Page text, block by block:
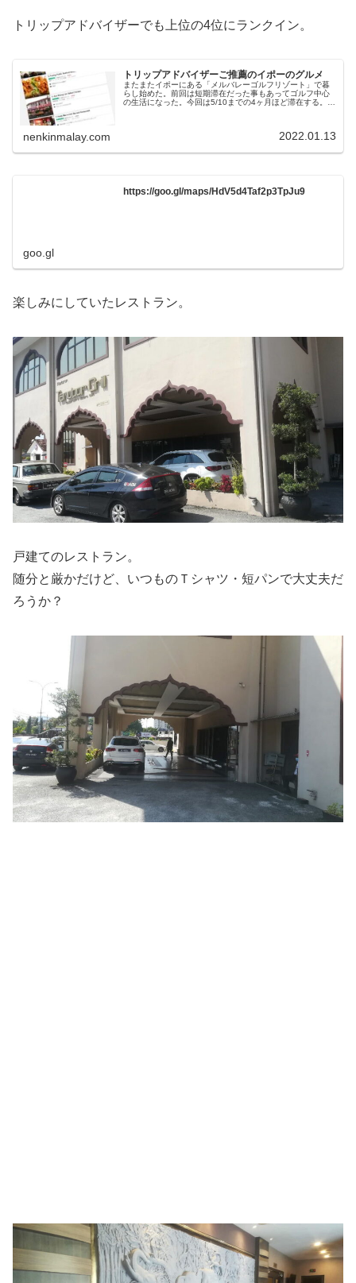
トリップアドバイザーでも上位の4位にランクイン。
トリップアドバイザーご推薦のイポーのグルメ
またまたイポーにある「メルバレーゴルフリゾート」で暮
らし始めた。前回は短期滞在だった事もあってゴルフ中心
の生活になった。今回は5/10までの4ヶ月ほど滞在する。ま
nenkinmalay.com 2022.01.13
https://goo.gl/maps/HdV5d4Taf2p3TpJu9
goo.gl
楽しみにしていたレストラン。
戸建てのレストラン。
随分と厳かだけど、いつものＴシャツ・短パンで大丈夫だ
ろうか？